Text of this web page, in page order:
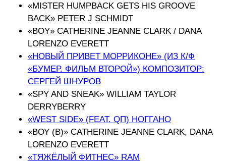
«MISTER HUMPBACK GETS HIS GROOVE
BACK» PETER J SCHMIDT
«BOY» CATHERINE JEANNE CLARK / DANA
LORENZO EVERETT
«НОВЫЙ ПРИВЕТ МОРРИКОНЕ» (ИЗ К/Ф
«БУМЕР. ФИЛЬМ ВТОРОЙ») КОМПОЗИТОР:
СЕРГЕЙ ШНУРОВ
«SPY AND SNEAK» WILLIAM TAYLOR
DERRYBERRY
«WEST SIDE» (FEAT. QП) НОГГАНО
«ΒΟΥ (Β)» CATHERINE JEANNE CLARK, DANA
LORENZO EVERETT
«ТЯЖЁЛЫЙ ФИТНЕС» RAM